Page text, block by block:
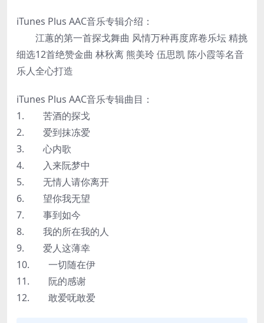
iTunes Plus AAC音乐专辑介绍：
江蕙的第一首探戈舞曲 风情万种再度席卷乐坛 精挑
细选12首绝赞金曲 林秋离 熊美玲 伍思凯 陈小霞等名音
乐人全心打造
iTunes Plus AAC音乐专辑曲目：
1. 苦酒的探戈
2. 爱到抹冻爱
3. 心内歌
4. 入来阮梦中
5. 无情人请你离开
6. 望你我无望
7. 事到如今
8. 我的所在我的人
9. 爱人这薄幸
10. 一切随在伊
11. 阮的感谢
12. 敢爱呒敢爱